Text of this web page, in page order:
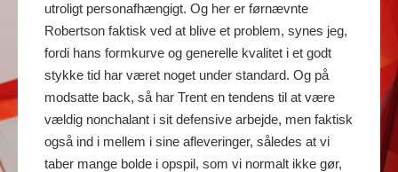
utroligt personafhængigt. Og her er førnævnte
Robertson faktisk ved at blive et problem, synes jeg,
fordi hans formkurve og generelle kvalitet i et godt
stykke tid har været noget under standard. Og på
modsatte back, så har Trent en tendens til at være
vældig nonchalant i sit defensive arbejde, men faktisk
også ind i mellem i sine afleveringer, således at vi
taber mange bolde i opspil, som vi normalt ikke gør,